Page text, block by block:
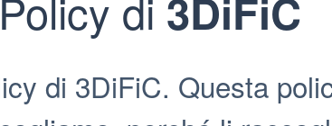
3DiFiC
di 3DiFiC. Questa